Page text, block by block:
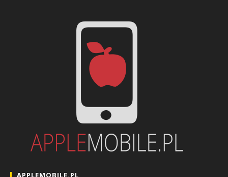
APPLEMOBILE.PL